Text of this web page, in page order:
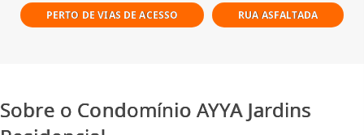
PERTO DE VIAS DE ACESSO RUA ASFALTADA
Sobre o Condomínio AYYA Jardins